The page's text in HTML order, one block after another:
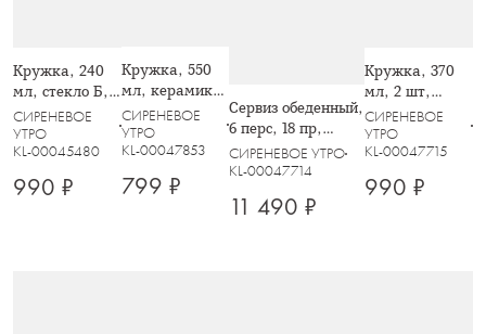
Кружка, 240
мл, стекло Б, с
сухоцветами
внутри,
Сиреневые
цветы, Wind-
mystery
СИРЕНЕВОЕ
УТРО
KL-00045480
990 ₽
Кружка, 550
мл, керамика,
белая, Цветы,
Meadow
СИРЕНЕВОЕ
УТРО
KL-00047853
799 ₽
Сервиз обеденный,
6 перс, 18 пр,
фарфор N, белый,
Цветы, Meadow
СИРЕНЕВОЕ УТРО
KL-00047714
11 490 ₽
Кружка, 370
мл, 2 шт,
фарфор N,
белая, Цветы,
Meadow
СИРЕНЕВОЕ
УТРО
KL-00047715
990 ₽